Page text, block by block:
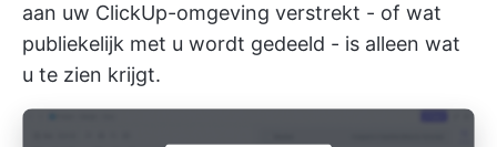
aan uw ClickUp-omgeving verstrekt - of wat
publiekelijk met u wordt gedeeld - is alleen wat
u te zien krijgt.